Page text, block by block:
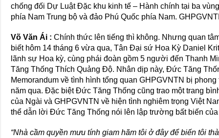
chống đối Dự Luật Đặc khu kinh tế – Hành chính tại ba
phía Nam Trung bộ và đảo Phú Quốc phía Nam.
Võ Văn Ái : Chính thức lên tiếng thì không. Nhưng quan
biết hôm 14 tháng 6 vừa qua, Tân Đại sứ Hoa Kỳ Daniel
lãnh sự Hoa kỳ, cùng phái đoàn gồm 5 người đến Thanh
Tăng Thống Thích Quảng Độ. Nhân dịp này, Đức Tăng
Memorandum về tình hình tổng quan GHPGVNTN bị
năm qua. Đặc biệt Đức Tăng Thống cũng trao một trang
của Ngài và GHPGVNTN về hiện tình nghiêm trọng Việt
thể dẫn lời Đức Tăng Thống nói lên lập trường bất biến
“Nhà cầm quyền mưu tính giam hãm tôi ở đây để biến tôi